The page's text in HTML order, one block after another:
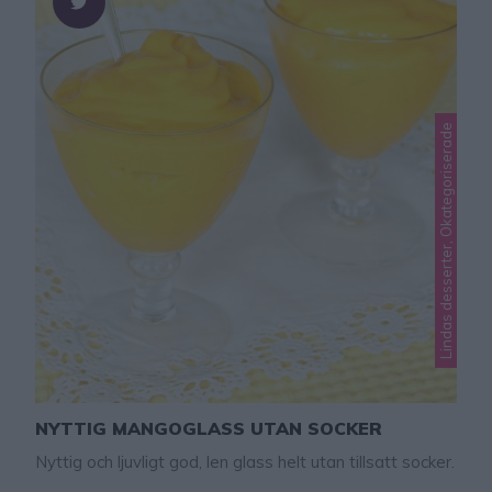
Lindas desserter, Okategoriserade
NYTTIG MANGOGLASS UTAN SOCKER
Nyttig och ljuvligt god, len glass helt utan tillsatt socker.